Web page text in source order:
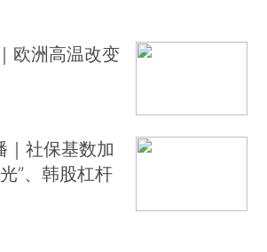
欧洲高温改变
｜社保基数加
”、韩股杠杆